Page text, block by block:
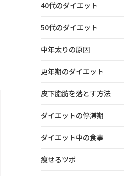
40代のダイエット
50代のダイエット
中年太りの原因
更年期のダイエット
皮下脂肪を落とす方法
ダイエットの停滞期
ダイエット中の食事
痩せるツボ